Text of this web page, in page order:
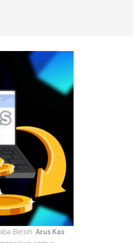
Bersih. Arus Kas